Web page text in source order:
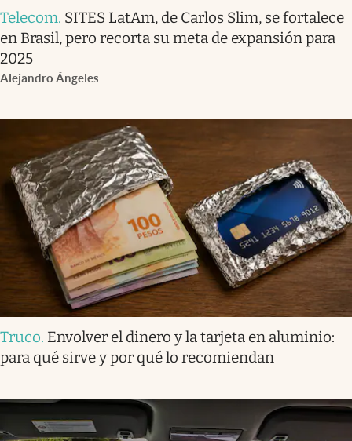
Telecom. SITES LatAm, de Carlos Slim, se fortalece
en Brasil, pero recorta su meta de expansión para
2025
Alejandro Ángeles
Truco. Envolver el dinero y la tarjeta en aluminio:
para qué sirve y por qué lo recomiendan